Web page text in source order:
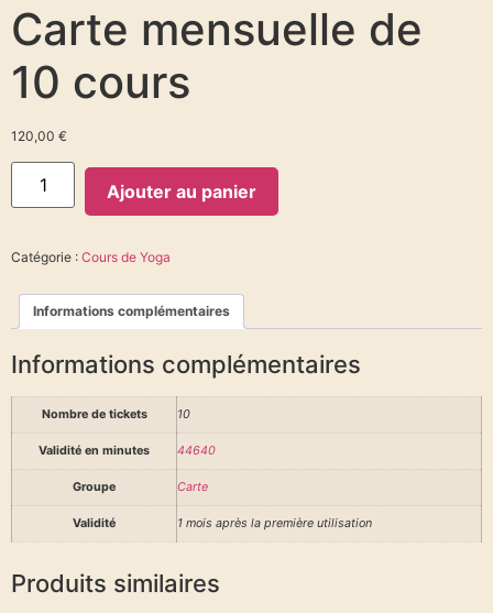
Carte mensuelle de
10 cours
120,00 €
Ajouter au panier
Catégorie : Cours de Yoga
Informations complémentaires
Informations complémentaires
Nombre de tickets 10
Validité en minutes 44640
Groupe Carte
Validité 1 mois après la première utilisation
Produits similaires